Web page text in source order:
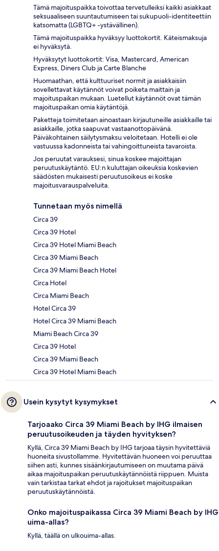
Tämä majoituspaikka toivottaa tervetulleiksi kaikki asiakkaat
seksuaaliseen suuntautumiseen tai sukupuoli-identiteettiin
katsomatta (LGBTQ+ -ystävällinen).
Tämä majoituspaikka hyväksyy luottokortit. Käteismaksuja
ei hyväksytä.
Hyväksytyt luottokortit: Visa, Mastercard, American
Express, Diners Club ja Carte Blanche
Huomaathan, että kulttuuriset normit ja asiakkaisiin
sovellettavat käytännöt voivat poiketa maittain ja
majoituspaikan mukaan. Luetellut käytännöt ovat tämän
majoituspaikan omia käytäntöjä.
Paketteja toimitetaan ainoastaan kirjautuneille asiakkaille tai
asiakkaille, jotka saapuvat vastaanottopäivänä.
Päiväkohtainen säilytysmaksu veloitetaan. Hotelli ei ole
vastuussa kadonneista tai vahingoittuneista tavaroista.
Jos peruutat varauksesi, sinua koskee majoittajan
peruutuskäytäntö. EU:n kuluttajan oikeuksia koskevien
säädösten mukaisesti peruutusoikeus ei koske
majoitusvarauspalveluita.
Tunnetaan myös nimellä
Circa 39
Circa 39 Hotel
Circa 39 Hotel Miami Beach
Circa 39 Miami Beach
Circa 39 Miami Beach Hotel
Circa Hotel
Circa Miami Beach
Hotel Circa 39
Hotel Circa 39 Miami Beach
Miami Beach Circa 39
Circa 39 Hotel
Circa 39 Miami Beach
Circa 39 Hotel Miami Beach
Usein kysytyt kysymykset
Tarjoaako Circa 39 Miami Beach by IHG ilmaisen
peruutusoikeuden ja täyden hyvityksen?
Kyllä, Circa 39 Miami Beach by IHG tarjoaa täysin hyvitettäviä
huoneita sivustollamme. Hyvitettävän huoneen voi peruuttaa
siihen asti, kunnes sisäänkirjautumiseen on muutama päivä
aikaa majoituspaikan peruutuskäytännöistä riippuen. Muista
vain tarkistaa tarkat ehdot ja rajoitukset majoituspaikan
peruutuskäytännöistä.
Onko majoituspaikassa Circa 39 Miami Beach by IHG
uima-allas?
Kyllä, täällä on ulkouima-allas.